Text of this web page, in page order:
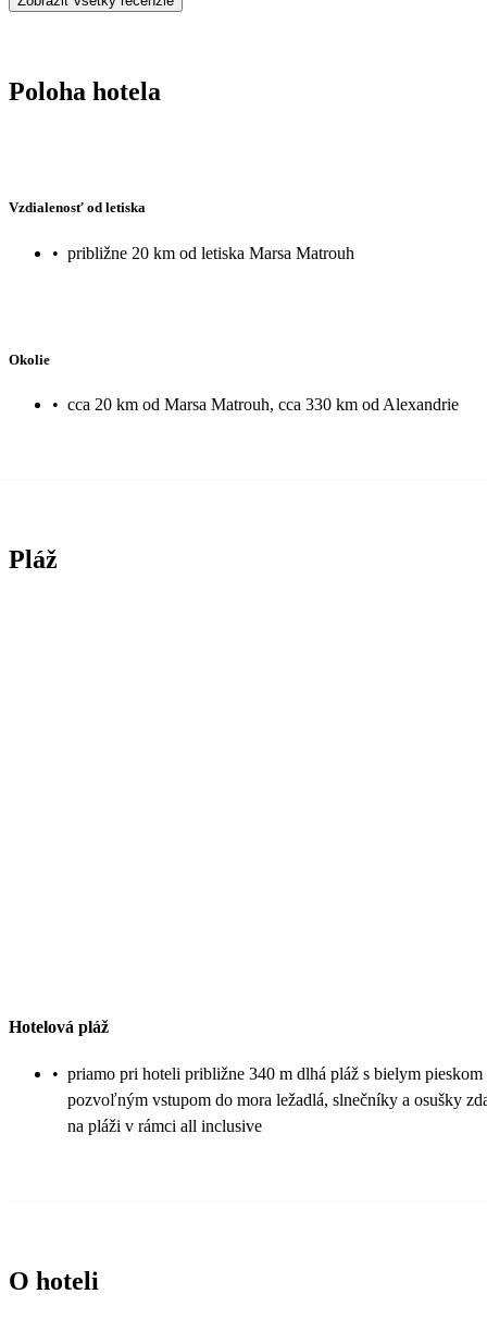
Poloha hotela
Vzdialenosť od letiska
• približne 20 km od letiska Marsa Matrouh
Okolie
• cca 20 km od Marsa Matrouh, cca 330 km od Alexandrie
Pláž
Hotelová pláž
• priamo pri hoteli približne 340 m dlhá pláž s bielym pieskom
pozvoľným vstupom do mora ležadlá, slnečníky a osušky
na pláži v rámci all inclusive
O hoteli